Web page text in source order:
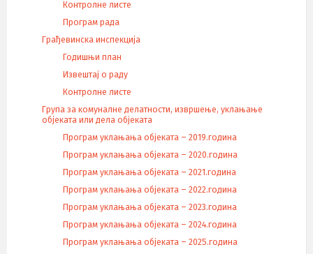
Контролне листе
Програм рада
Грађевинска инспекција
Годишњи план
Извештај о раду
Контролне листе
Група за комуналне делатности, извршење, уклањање
објеката или дела објеката
Програм уклањања објеката – 2019.година
Програм уклањања објеката – 2020.година
Програм уклањања објеката – 2021.година
Програм уклањања објеката – 2022.година
Програм уклањања објеката – 2023.година
Програм уклањања објеката – 2024.година
Програм уклањања објеката – 2025.година